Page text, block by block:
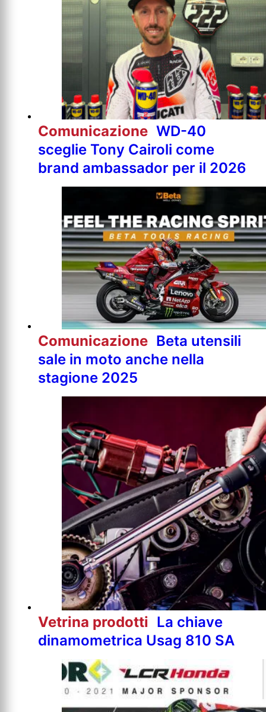
Comunicazione WD-40
sceglie Tony Cairoli come
brand ambassador per il 2026
Comunicazione Beta utensili
sale in moto anche nella
stagione 2025
Vetrina prodotti La chiave
dinamometrica Usag 810 SA